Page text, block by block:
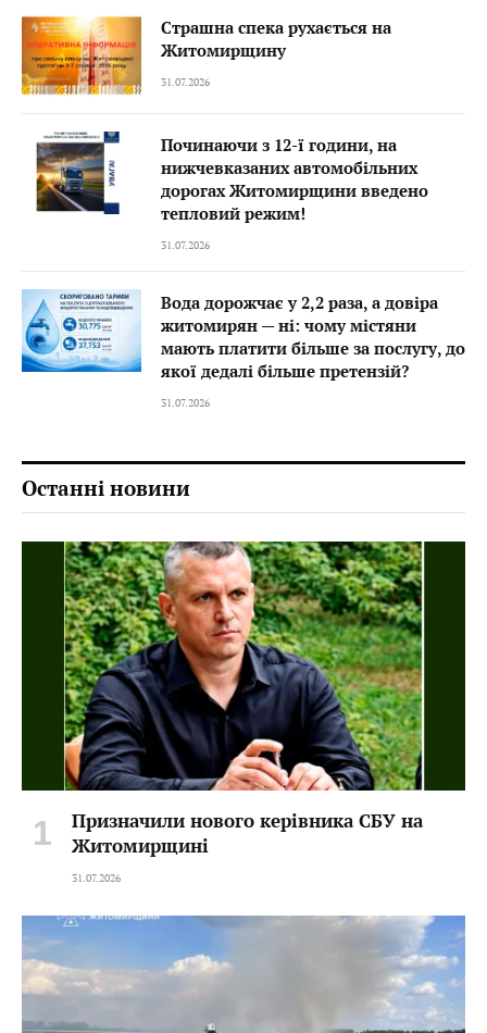
Страшна спека рухається на
Житомирщину
31.07.2026
Починаючи з 12-ї години, на
нижчевказаних автомобільних
дорогах Житомирщини введено
тепловий режим!
31.07.2026
Вода дорожчає у 2,2 раза, а довіра
житомирян — ні: чому містяни
мають платити більше за послугу, до
якої дедалі більше претензій?
31.07.2026
Останні новини
Призначили нового керівника СБУ на
Житомирщині
31.07.2026